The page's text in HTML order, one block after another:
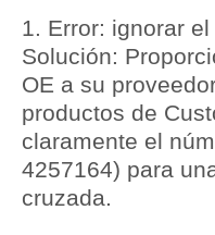
1. Error: ignorar
Solución:
OE a su
productos de
claramente el
4257164) para
cruzada.